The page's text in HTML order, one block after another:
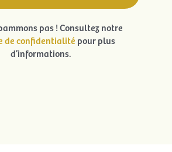
pas ! Consultez notre
de confidentialité pour plus
d’informations.